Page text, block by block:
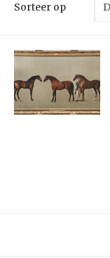
Sorteer op